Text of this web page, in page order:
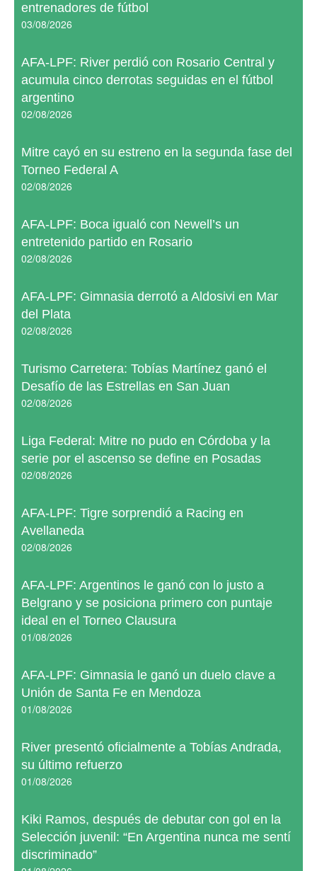
entrenadores de fútbol
03/08/2026
AFA-LPF: River perdió con Rosario Central y
acumula cinco derrotas seguidas en el fútbol
argentino
02/08/2026
Mitre cayó en su estreno en la segunda fase del
Torneo Federal A
02/08/2026
AFA-LPF: Boca igualó con Newell’s un
entretenido partido en Rosario
02/08/2026
AFA-LPF: Gimnasia derrotó a Aldosivi en Mar
del Plata
02/08/2026
Turismo Carretera: Tobías Martínez ganó el
Desafío de las Estrellas en San Juan
02/08/2026
Liga Federal: Mitre no pudo en Córdoba y la
serie por el ascenso se define en Posadas
02/08/2026
AFA-LPF: Tigre sorprendió a Racing en
Avellaneda
02/08/2026
AFA-LPF: Argentinos le ganó con lo justo a
Belgrano y se posiciona primero con puntaje
ideal en el Torneo Clausura
01/08/2026
AFA-LPF: Gimnasia le ganó un duelo clave a
Unión de Santa Fe en Mendoza
01/08/2026
River presentó oficialmente a Tobías Andrada,
su último refuerzo
01/08/2026
Kiki Ramos, después de debutar con gol en la
Selección juvenil: “En Argentina nunca me sentí
discriminado”